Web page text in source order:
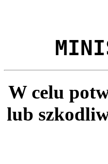
W celu
lub